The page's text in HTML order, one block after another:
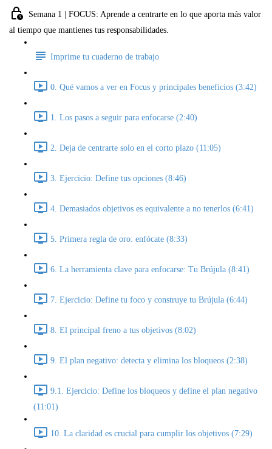
Semana 1 | FOCUS: Aprende a centrarte en lo que aporta más valor
al tiempo que mantienes tus responsabilidades.
Imprime tu cuaderno de trabajo
0. Qué vamos a ver en Focus y principales beneficios (3:42)
1. Los pasos a seguir para enfocarse (2:40)
2. Deja de centrarte solo en el corto plazo (11:05)
3. Ejercicio: Define tus opciones (8:46)
4. Demasiados objetivos es equivalente a no tenerlos (6:41)
5. Primera regla de oro: enfócate (8:33)
6. La herramienta clave para enfocarse: Tu Brújula (8:41)
7. Ejercicio: Define tu foco y construye tu Brújula (6:44)
8. El principal freno a tus objetivos (8:02)
9. El plan negativo: detecta y elimina los bloqueos (2:38)
9.1. Ejercicio: Define los bloqueos y define el plan negativo
(11:01)
10. La claridad es crucial para cumplir los objetivos (7:29)